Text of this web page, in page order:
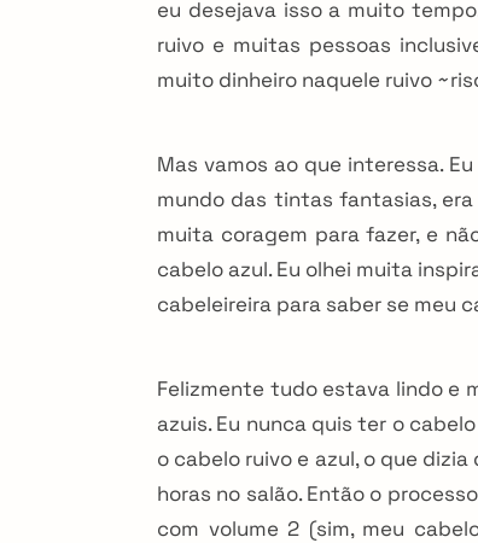
eu desejava isso a muito
ruivo e muitas pessoas
muito dinheiro naquele ruivo
Mas vamos ao que interessa.
mundo das tintas fantasias,
muita coragem para fazer, e
cabelo azul. Eu olhei muita
cabeleireira para saber se meu
Felizmente tudo estava lindo e
azuis. Eu nunca quis ter o
o cabelo ruivo e azul, o que
horas no salão. Então o
com volume 2 (sim, meu